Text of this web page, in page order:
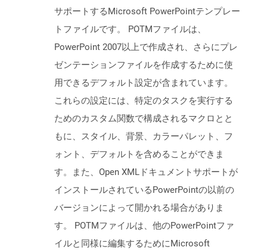
サポートするMicrosoft PowerPointテンプレー
トファイルです。 POTMファイルは、
PowerPoint 2007以上で作成され、さらにプレ
ゼンテーションファイルを作成するために使
用できるデフォルト設定が含まれています。
これらの設定には、特定のタスクを実行する
ためのカスタム関数で構成されるマクロとと
もに、スタイル、背景、カラーパレット、フ
ォント、デフォルトを含めることができま
す。また、Open XMLドキュメントサポートが
インストールされているPowerPointの以前の
バージョンによって開かれる場合がありま
す。 POTMファイルは、他のPowerPointファ
イルと同様に編集するためにMicrosoft